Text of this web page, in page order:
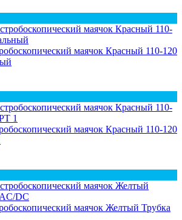
маячок Красный 110-120
маячок Красный 110-120
маячок Желтый Трубка